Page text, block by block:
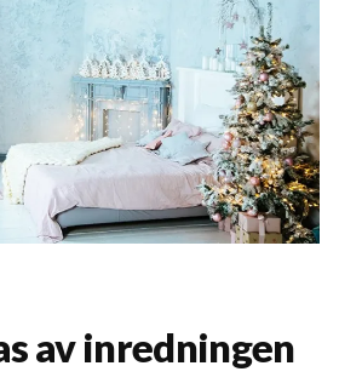
av inredningen